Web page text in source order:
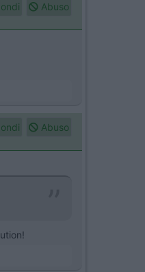
Abuso
Abuso